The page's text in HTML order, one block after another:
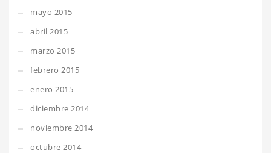
mayo 2015
abril 2015
marzo 2015
febrero 2015
enero 2015
diciembre 2014
noviembre 2014
octubre 2014